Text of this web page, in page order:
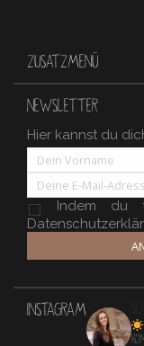
ZUSATZMENÜ
NEWSLETTER
Hier kannst du
Indem du
INSTAGRAM